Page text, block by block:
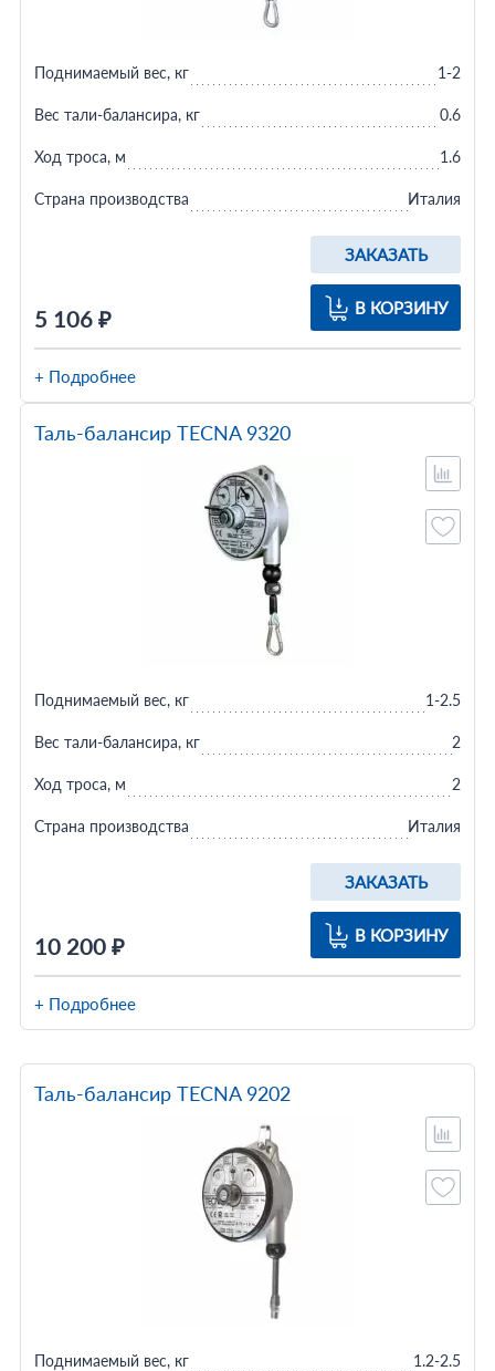
5 106 ₽
ЗАКАЗАТЬ
В КОРЗИНУ
Поднимаемый вес, кг 1-2
Вес тали-балансира, кг 0.6
Ход троса, м 1.6
Страна производства Италия
+ Подробнее
Таль-балансир TECNA 9320
10 200 ₽
ЗАКАЗАТЬ
В КОРЗИНУ
Поднимаемый вес, кг 1-2.5
Вес тали-балансира, кг 2
Ход троса, м 2
Страна производства Италия
+ Подробнее
Таль-балансир TECNA 9202
Поднимаемый вес, кг 1.2-2.5